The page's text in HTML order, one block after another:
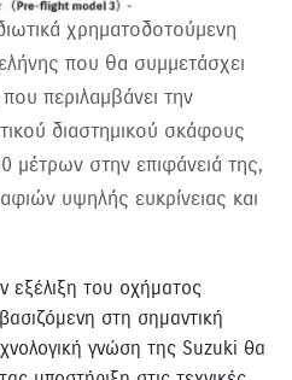
χρηματοδοτούμενη
που θα συμμετάσχει
περιλαμβάνει την
διαστημικού σκάφους
μέτρων στην επιφάνειά της,
υψηλής ευκρίνειας και
εξέλιξη του οχήματος
στη σημαντική
γνώση της Suzuki θα